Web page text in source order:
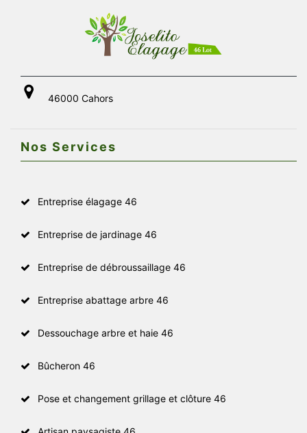
46000 Cahors
Nos Services
Entreprise élagage 46
Entreprise de jardinage 46
Entreprise de débroussaillage 46
Entreprise abattage arbre 46
Dessouchage arbre et haie 46
Bûcheron 46
Pose et changement grillage et clôture 46